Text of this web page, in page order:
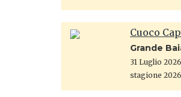
Cuoco
Grande
31 Luglio 2026
stagione